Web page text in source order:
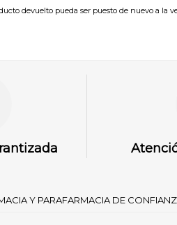
devuelto pueda ser puesto de nuevo a
Y PARAFARMACIA DE